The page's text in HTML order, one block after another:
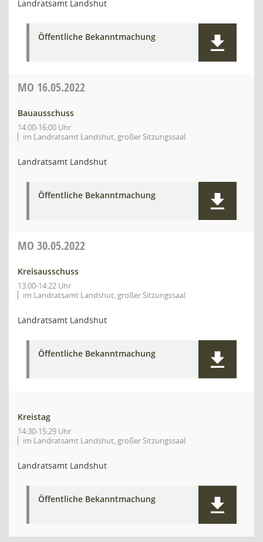
Landratsamt Landshut
Öffentliche Bekanntmachung
MO 16.05.2022
Bauausschuss
14:00-16:00 Uhr
im Landratsamt Landshut, großer Sitzungssaal
Landratsamt Landshut
Öffentliche Bekanntmachung
MO 30.05.2022
Kreisausschuss
13:00-14:22 Uhr
im Landratsamt Landshut, großer Sitzungssaal
Landratsamt Landshut
Öffentliche Bekanntmachung
Kreistag
14:30-15:29 Uhr
im Landratsamt Landshut, großer Sitzungssaal
Landratsamt Landshut
Öffentliche Bekanntmachung